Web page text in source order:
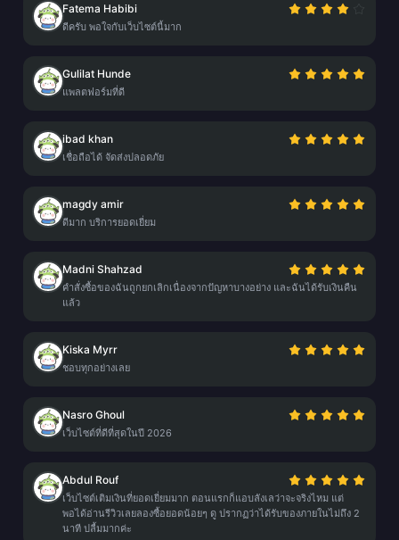
Fatema Habibi
ดีครับ พอใจกับเว็บไซต์นี้มาก
Gulilat Hunde
แพลตฟอร์มที่ดี
ibad khan
เชื่อถือได้ จัดส่งปลอดภัย
magdy amir
ดีมาก บริการยอดเยี่ยม
Madni Shahzad
คำสั่งซื้อของฉันถูกยกเลิกเนื่องจากปัญหาบางอย่าง และฉันได้รับเงินคืน
แล้ว
Kiska Myrr
ชอบทุกอย่างเลย
Nasro Ghoul
เว็บไซต์ที่ดีที่สุดในปี 2026
Abdul Rouf
เว็บไซต์เติมเงินที่ยอดเยี่ยมมาก ตอนแรกก็แอบลังเลว่าจะจริงไหม แต่
พอได้อ่านรีวิวเลยลองซื้อยอดน้อยๆ ดู ปรากฏว่าได้รับของภายในไม่ถึง 2
นาที ปลื้มมากค่ะ